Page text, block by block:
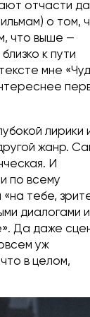
отчасти
о том,
что выше —
к пути
мне
лирики
жанр.
И
по всему
тебе,
диалогами и
Да даже
уж
в целом,